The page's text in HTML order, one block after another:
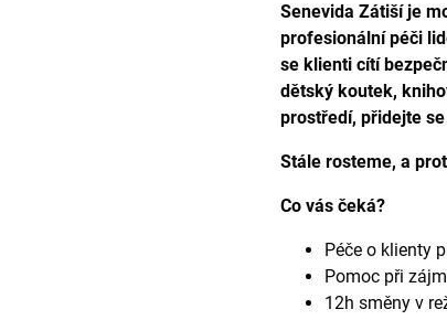
Senevida Zátiší je
profesionální péči
se klienti cítí
dětský koutek,
prostředí, přidejte
Stále rosteme, a
Co vás čeká?
Péče o klienty
Pomoc při
12h směny v